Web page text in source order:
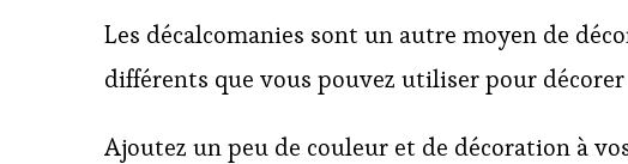
Les décalcomanies sont un autre moyen de
différents que vous pouvez utiliser pour décorer
Ajoutez un peu de couleur et de décoration à